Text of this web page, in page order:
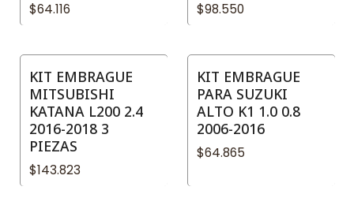
$64.116 $98.550
KIT EMBRAGUE
MITSUBISHI
KATANA L200 2.4
2016-2018 3
PIEZAS
$143.823
KIT EMBRAGUE
PARA SUZUKI
ALTO K1 1.0 0.8
2006-2016
$64.865